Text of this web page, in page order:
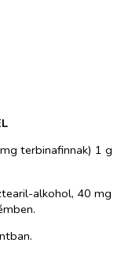
terbinafinnak) 1 g
alkohol, 40 mg